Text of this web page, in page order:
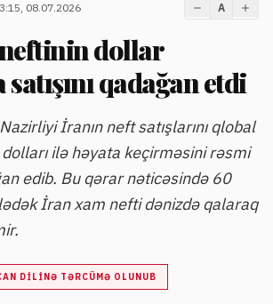
08.07.2026 A
dollar
qadağan etdi
İranın neft satışlarını qlobal
ilə həyata keçirməsini rəsmi
edib. Bu qərar nəticəsində 60
İran xam nefti dənizdə qalaraq
DILINƏ TƏRCÜMƏ OLUNUB